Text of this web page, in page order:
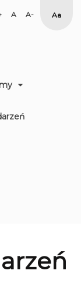
Set Set
Smaller
High